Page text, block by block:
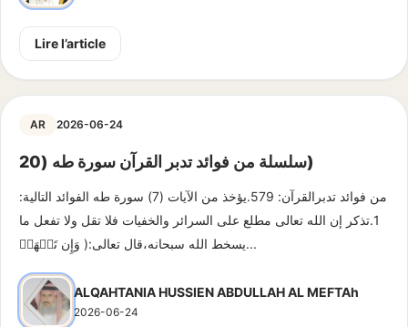
Lire l’article
AR 2026-06-24
سلسلة من فوائد تدبر القرآن سورة طه (20)
من فوائد تدبرالقرآن: 579.يؤخذ من الآيات (7) سورة طه الفوائد التالية:
1.تذكر إن الله تعالى مطلع على السرائر والخفيات فلا تقل ولا تفعل ما
يسخط الله سبحانه،قال تعالى:( وَإِن تَجۡهَرۡ...
ALQAHTANIA HUSSIEN ABDULLAH AL MEFTAh
2026-06-24